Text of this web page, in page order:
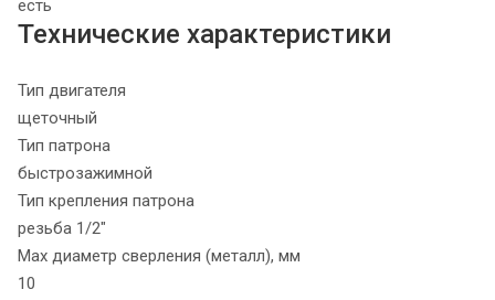
есть
Технические характеристики
Тип двигателя
щеточный
Тип патрона
быстрозажимной
Тип крепления патрона
резьба 1/2"
Max диаметр сверления (металл), мм
10